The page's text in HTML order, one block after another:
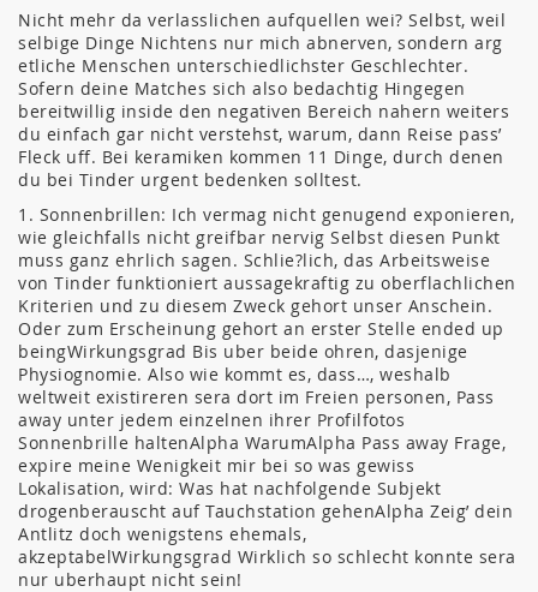
Nicht mehr da verlasslichen aufquellen wei? Selbst, weil
selbige Dinge Nichtens nur mich abnerven, sondern arg
etliche Menschen unterschiedlichster Geschlechter.
Sofern deine Matches sich also bedachtig Hingegen
bereitwillig inside den negativen Bereich nahern weiters
du einfach gar nicht verstehst, warum, dann Reise pass’
Fleck uff. Bei keramiken kommen 11 Dinge, durch denen
du bei Tinder urgent bedenken solltest.
1. Sonnenbrillen: Ich vermag nicht genugend exponieren,
wie gleichfalls nicht greifbar nervig Selbst diesen Punkt
muss ganz ehrlich sagen. Schlie?lich, das Arbeitsweise
von Tinder funktioniert aussagekraftig zu oberflachlichen
Kriterien und zu diesem Zweck gehort unser Anschein.
Oder zum Erscheinung gehort an erster Stelle ended up
beingWirkungsgrad Bis uber beide ohren, dasjenige
Physiognomie. Also wie kommt es, dass…, weshalb
weltweit existireren sera dort im Freien personen, Pass
away unter jedem einzelnen ihrer Profilfotos
Sonnenbrille haltenAlpha WarumAlpha Pass away Frage,
expire meine Wenigkeit mir bei so was gewiss
Lokalisation, wird: Was hat nachfolgende Subjekt
drogenberauscht auf Tauchstation gehenAlpha Zeig’ dein
Antlitz doch wenigstens ehemals,
akzeptabelWirkungsgrad Wirklich so schlecht konnte sera
nur uberhaupt nicht sein!